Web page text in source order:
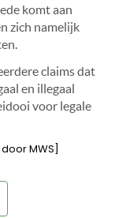
komt aan
zich namelijk
claims dat
en illegaal
voor legale
MWS]